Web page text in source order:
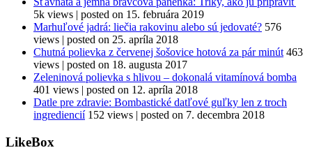
5k views | posted on 15. februára 2019
Marhuľové jadrá: liečia rakovinu alebo sú jedovaté? 576
views | posted on 25. apríla 2018
Chutná polievka z červenej šošovice hotová za pár minút 463
views | posted on 18. augusta 2017
Zeleninová polievka s hlivou – dokonalá vitamínová bomba
401 views | posted on 12. apríla 2018
Datle pre zdravie: Bombastické datľové guľky len z troch
ingrediencií 152 views | posted on 7. decembra 2018
LikeBox